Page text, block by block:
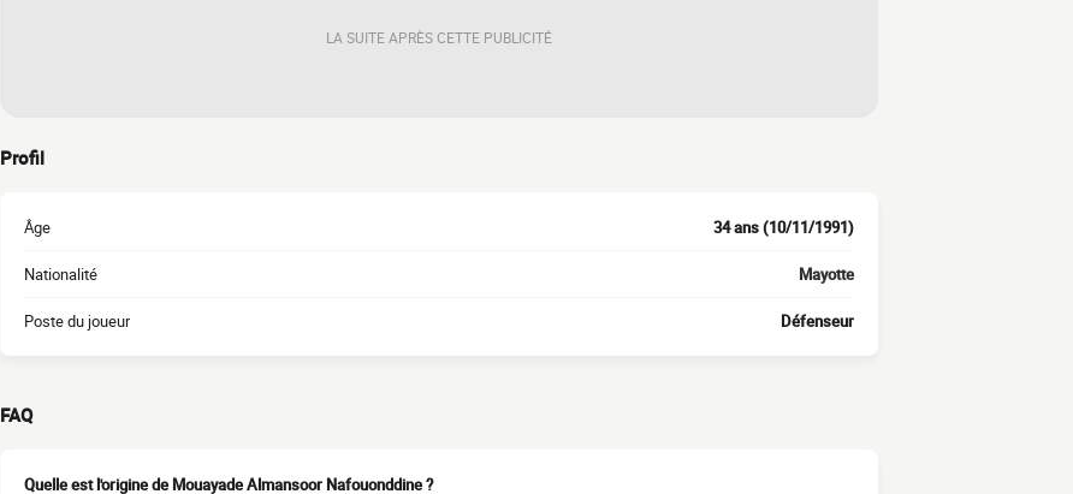
LA SUITE APRÈS CETTE PUBLICITÉ
Profil
Âge 34 ans (10/11/1991)
Nationalité Mayotte
Poste du joueur Défenseur
FAQ
Quelle est l'origine de Mouayade Almansoor Nafouonddine ?